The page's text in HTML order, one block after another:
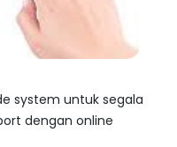
system untuk segala
dengan online